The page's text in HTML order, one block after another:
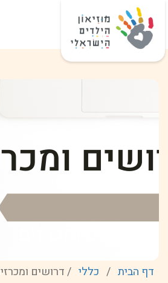
דף הבית / כללי / דרושים ומכרזים